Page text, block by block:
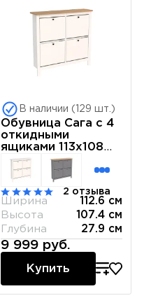
В наличии (129 шт.)
Обувница Сага с 4
откидными
ящиками 113х108
белая-ясень
2 отзыва
Ширина
112.6 см
Высота
107.4 см
Глубина
27.9 см
9 999 руб.
Купить